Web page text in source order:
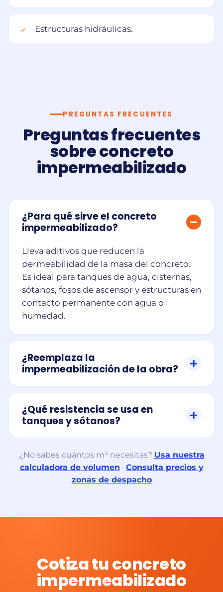
Estructuras hidráulicas.
PREGUNTAS FRECUENTES
Preguntas frecuentes
sobre concreto
impermeabilizado
¿Para qué sirve el concreto
impermeabilizado?
Lleva aditivos que reducen la
permeabilidad de la masa del concreto.
Es ideal para tanques de agua, cisternas,
sótanos, fosos de ascensor y estructuras en
contacto permanente con agua o
humedad.
¿Reemplaza la
impermeabilización de la obra?
¿Qué resistencia se usa en
tanques y sótanos?
¿No sabes cuántos m³ necesitas? Usa nuestra
calculadora de volumen · Consulta precios y
zonas de despacho
Cotiza tu concreto
impermeabilizado